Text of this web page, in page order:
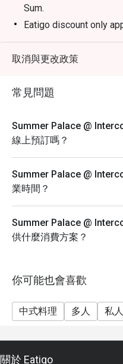
Sum.
Eatigo discount only
DESSERTS and
Frequently Asked
Intercontinental
specializes in authentic
premium roasted
dishes.
Q: What are the key
highlights include the
Roasted Pork, Fried
and the All-You-Can-
Q: What is the dress
Casual. We
Bangkok? A: The
connected to BTS
Erawan Shrine and
取消與更改政策
常見問題
Summer Palace @
線上預訂嗎？
Summer Palace @
業時間？
Summer Palace @
供什麼消費方案？
你可能也會喜歡
中式料理 多人 私
關於 Eatigo